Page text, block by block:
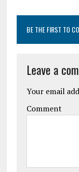
BE THE FIRST TO
Leave a
Your email
Comment